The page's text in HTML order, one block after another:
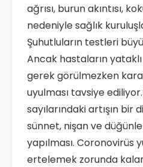
ağrısı, burun akıntısı,
nedeniyle sağlık
Şuhutluların testleri
Ancak hastaların
gerek görülmezken
uyulması tavsiye
sayılarındaki artışın bir
sünnet, nişan ve
yapılması. Coronovirüs
ertelemek zorunda